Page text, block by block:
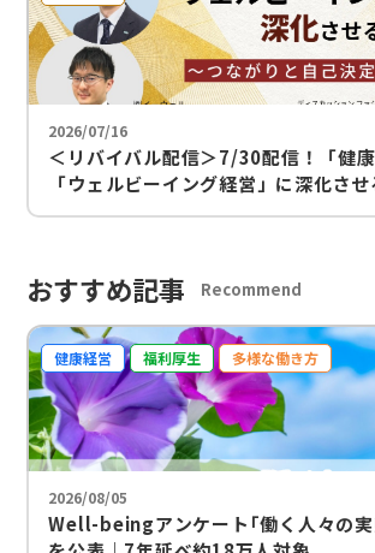
2026/07/16
＜リバイバル配信＞7/30配信！「健
「ウェルビーイング経営」に深化さ
つながりと自己決定権の重要性～
おすすめ記事 Recommend
健康経営 福利厚生 多様な働き方
2026/08/05
Well-beingアンケート｢働く人々の実